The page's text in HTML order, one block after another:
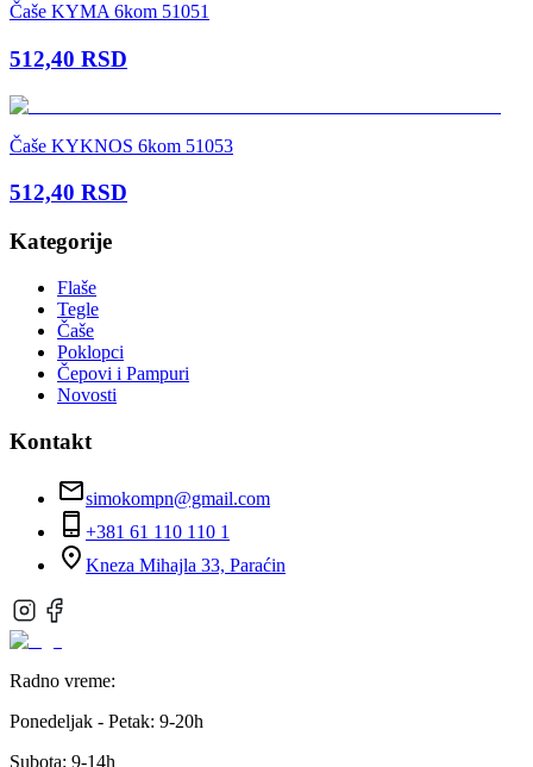
Čaše KYMA 6kom 51051
512,40 RSD
Čaše KYKNOS 6kom 51053
512,40 RSD
Kategorije
Flaše
Tegle
Čaše
Poklopci
Čepovi i Pampuri
Novosti
Kontakt
simokompn@gmail.com
+381 61 110 110 1
Kneza Mihajla 33, Paraćin
Radno vreme:
Ponedeljak - Petak: 9-20h
Subota: 9-14h